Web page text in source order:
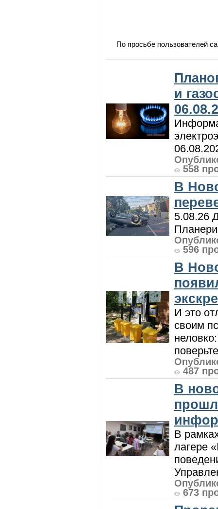
По просьбе пользователей
и
558
В
5.08.26
596
В
И это
своим
487
В
В
лагере
673